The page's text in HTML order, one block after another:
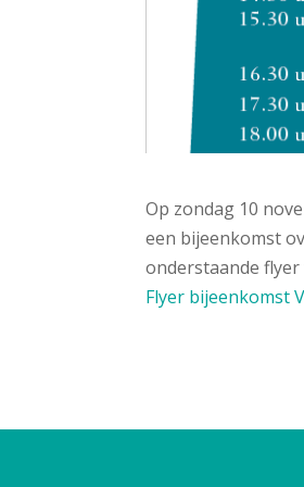
Op zondag 10
een bijeenkomst
onderstaande
Flyer bijeenkomst